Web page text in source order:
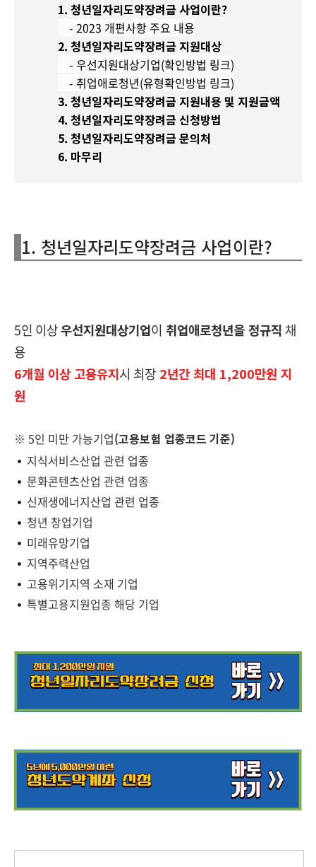
1. 청년일자리도약장려금 사업이란?
- 2023 개편사항 주요 내용
2. 청년일자리도약장려금 지원대상
- 우선지원대상기업(확인방법 링크)
- 취업애로청년(유형확인방법 링크)
3. 청년일자리도약장려금 지원내용 및 지원금액
4. 청년일자리도약장려금 신청방법
5. 청년일자리도약장려금 문의처
6. 마무리
1. 청년일자리도약장려금 사업이란?
5인 이상우선지원대상기업이 취업애로청년을 정규직 채
용
6개월 이상 고용유지시 최장 2년간 최대 1,200만원 지
원
※ 5인 미만 가능기업(고용보험 업종코드 기준)
지식서비스산업 관련 업종
문화콘텐츠산업 관련 업종
신재생에너지산업 관련 업종
청년 창업기업
미래유망기업
지역주력산업
고용위기지역 소재 기업
특별고용지원업종 해당 기업